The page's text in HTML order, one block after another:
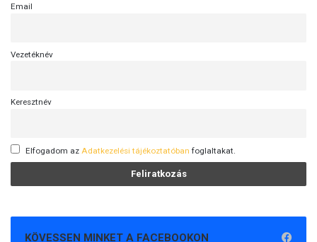
Email
Vezetéknév
Keresztnév
Elfogadom az Adatkezelési tájékoztatóban foglaltakat.
KÖVESSEN MINKET A FACEBOOKON